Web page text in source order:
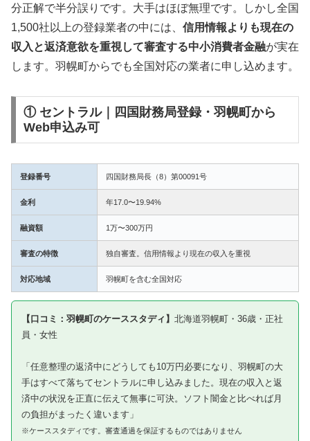
分正解で半分誤りです。大手はほぼ無理です。しかし全国
1,500社以上の登録業者の中には、 信用情報よりも現在の
収入と返済意欲を重視して審査する中小消費者金融が実在
します。羽幌町からでも全国対応の業者に申し込めます。
① セントラル｜四国財務局登録・羽幌町から
Web申込み可
登録番号 四国財務局長（8）第00091号
金利 年17.0〜19.94%
融資額 1万〜300万円
審査の特徴 独自審査。信用情報より現在の収入を重視
対応地域 羽幌町を含む全国対応
【口コミ：羽幌町のケーススタディ】 北海道羽幌町・36歳・正社
員・女性
「任意整理の返済中にどうしても10万円必要になり、羽幌町の大
手はすべて落ちてセントラルに申し込みました。現在の収入と返
済中の状況を正直に伝えて無事に可決。ソフト闇金と比べれば月
の負担がまったく違います」
※ケーススタディです。審査通過を保証するものではありません